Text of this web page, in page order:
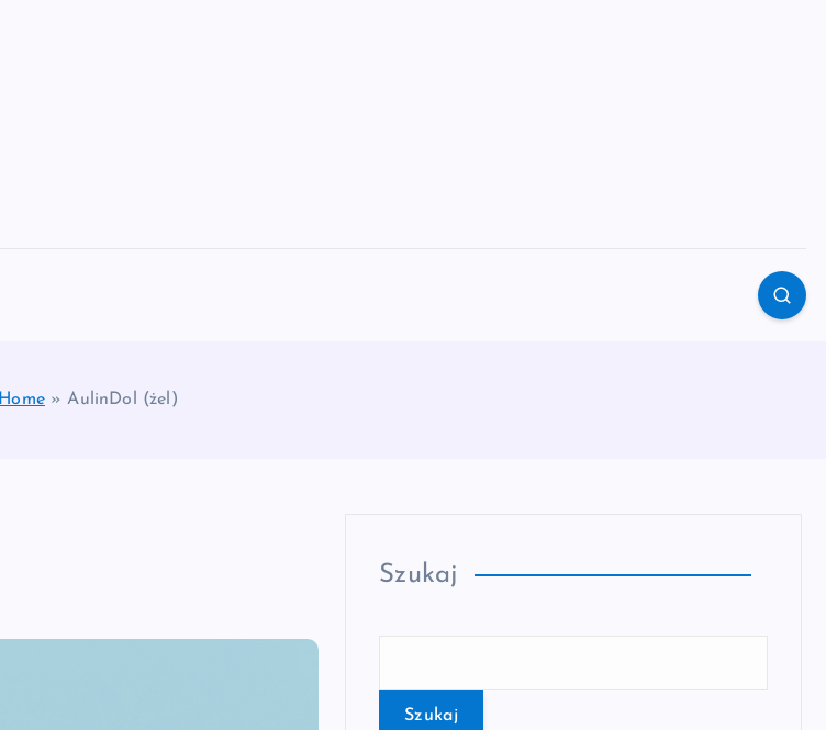
Home»AulinDol (żel)
Szukaj
Szukaj